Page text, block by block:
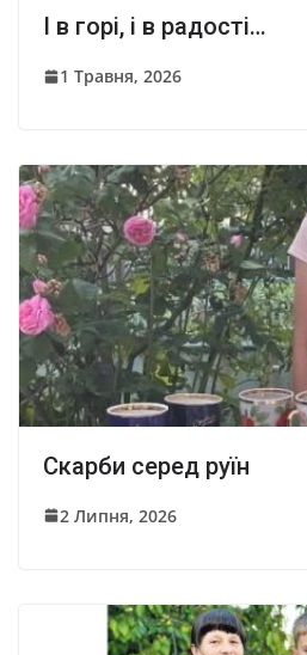
І в горі, і в радості…
1 Травня, 2026
Скарби серед руїн
2 Липня, 2026